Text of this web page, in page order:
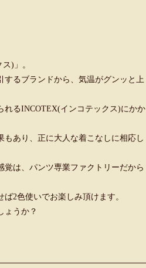
)」。
るブランドから、気温がグンッと上
れるINCOTEX(インコテックス)にかか
あり、正に大人な着こなしに相応し
は、パンツ専業ファクトリーだから
2色使いでお楽しみ頂けます。
ょうか？